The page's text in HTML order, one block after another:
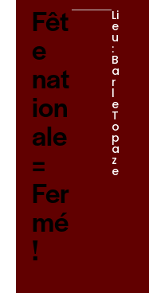
Fêt
e
nat
ion
ale
=
Fer
mé
!
Li
e
u
:
B
a
r
l
e
T
o
p
a
z
e